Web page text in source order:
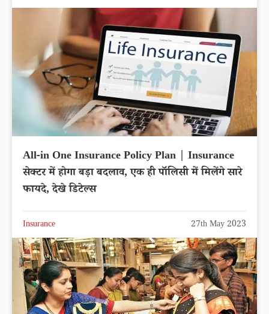
All-in One Insurance Policy Plan | Insurance
सेक्टर में होगा बड़ा बदलाव, एक ही पॉलिसी में मिलेंगे सारे
फायदे, देखे डिटेल्स
Insurance 27th May 2023